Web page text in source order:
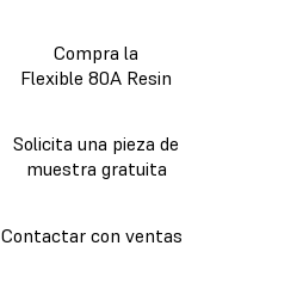
Compra la
Flexible 80A Resin
Solicita una pieza de
muestra gratuita
Contactar con ventas